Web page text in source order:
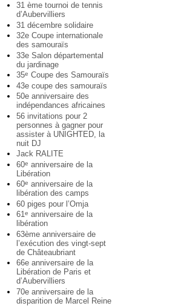
31 ème tournoi de tennis
d’Aubervilliers
31 décembre solidaire
32e Coupe internationale
des samouraïs
33e Salon départemental
du jardinage
35e Coupe des Samouraïs
43e coupe des samouraïs
50e anniversaire des
indépendances africaines
56 invitations pour 2
personnes à gagner pour
assister à UNIGHTED, la
nuit DJ
Jack RALITE
60e anniversaire de la
Libération
60e anniversaire de la
libération des camps
60 piges pour l’Omja
61e anniversaire de la
libération
63ème anniversaire de
l’exécution des vingt-sept
de Châteaubriant
66e anniversaire de la
Libération de Paris et
d’Aubervilliers
70e anniversaire de la
disparition de Marcel Reine